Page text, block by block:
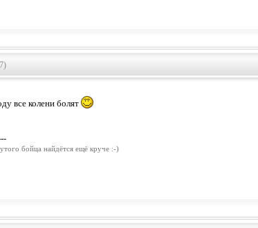
все колени болят
бойца найдётся ещё круче :-)